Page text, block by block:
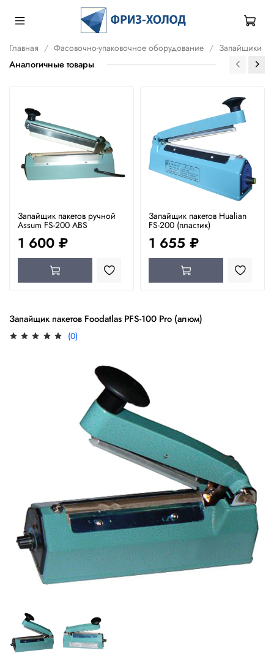
Главная Фасовочно-упаковочное оборудование Запайщики
Аналогичные товары
Запайщик пакетов ручной
Assum FS-200 ABS
1 600 ₽
Запайщик пакетов Hualian
FS-200 (пластик)
1 655 ₽
Запайщик пакетов Foodatlas PFS-100 Pro (алюм)
(0)